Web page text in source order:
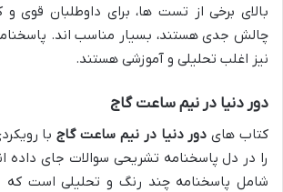
بالای برخی از تست ها، برای داوطلبان قوی
چالش جدی هستند، بسیار مناسب اند.
نیز اغلب تحلیلی و آموزشی هستند.
دور دنیا در نیم ساعت گاج
کتاب های دور دنیا در نیم ساعت گاجبا
را در دل پاسخنامه تشریحی سوالات جای داده
شامل پاسخنامه چند رنگ و تحلیلی است که